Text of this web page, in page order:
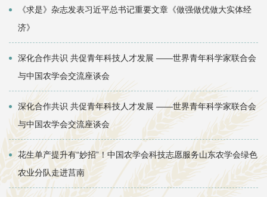
《求是》杂志发表习近平总书记重要文章《做强做优做大实体经
济》
深化合作共识 共促青年科技人才发展 ——世界青年科学家联合会
与中国农学会交流座谈会
深化合作共识 共促青年科技人才发展 ——世界青年科学家联合会
与中国农学会交流座谈会
花生单产提升有“妙招”！中国农学会科技志愿服务山东农学会绿色
农业分队走进莒南